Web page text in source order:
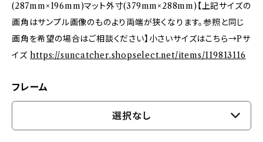
(287mm×196mm)マット外寸(379mm×288mm)【上記サイズの
画角はサンプル画像のものより両端が狭くなります。参照と同じ
画角を希望の場合はご相談ください】小さいサイズはこちら→Pサ
イズhttps://suncatcher.shopselect.net/items/119813116
フレーム
選択なし